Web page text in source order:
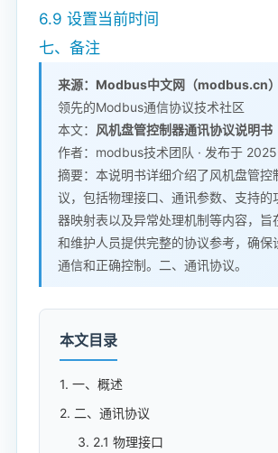
6.9 设置当前时间
七、备注
来源：Modbus中文网（modbus.cn）
领先的Modbus通信协议技术社区
本文： 风机盘管控制器通讯协议说明书
作者：modbus技术团队 · 发布于
摘要：本说明书详细介绍了风机盘管控
议，包括物理接口、通讯参数、支持的
器映射表以及异常处理机制等内容，旨
和维护人员提供完整的协议参考，确保
通信和正确控制。二、通讯协议。
本文目录
1. 一、概述
2. 二、通讯协议
3. 2.1 物理接口